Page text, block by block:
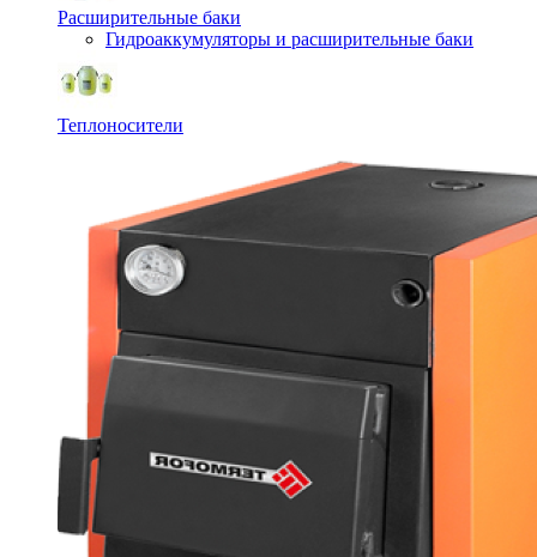
Расширительные баки
Гидроаккумуляторы и расширительные баки
Теплоносители